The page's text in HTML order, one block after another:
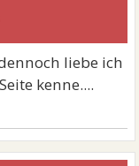
liebe ich
kenne....